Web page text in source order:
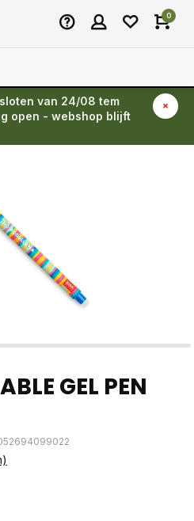
0
van 24/08 tem
open - webshop blijft
GEL PEN